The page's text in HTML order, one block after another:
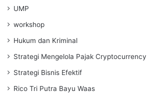
UMP
workshop
Hukum dan Kriminal
Strategi Mengelola Pajak Cryptocurrency
Strategi Bisnis Efektif
Rico Tri Putra Bayu Waas